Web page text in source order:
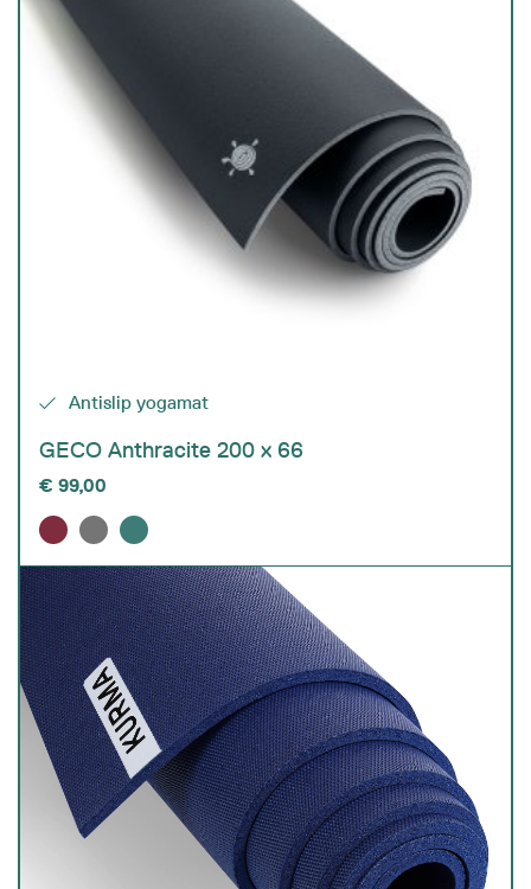
Antislip yogamat
GECO Anthracite 200 x 66
€ 99,00